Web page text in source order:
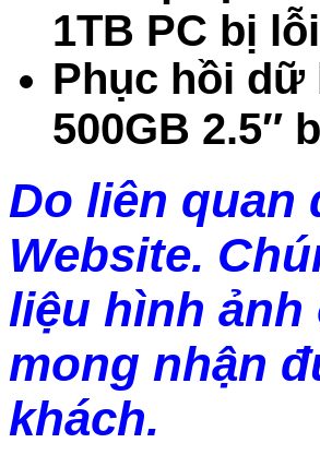
1TB PC bị
Phục hồi dữ
500GB 2.5″
Do liên quan
Website.
liệu hình
mong nhận
khách.